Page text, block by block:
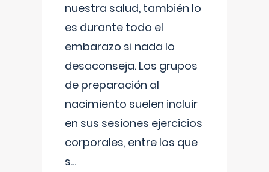
nuestra salud, también lo
es durante todo el
embarazo si nada lo
desaconseja. Los grupos
de preparación al
nacimiento suelen incluir
en sus sesiones ejercicios
corporales, entre los que
s...